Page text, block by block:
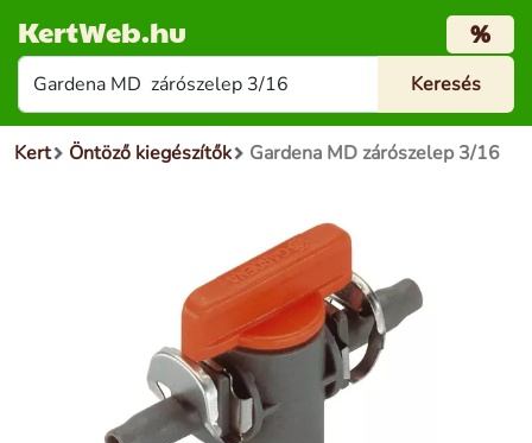
KertWeb.hu %
Kert Öntöző kiegészítők Gardena MD zárószelep 3/16